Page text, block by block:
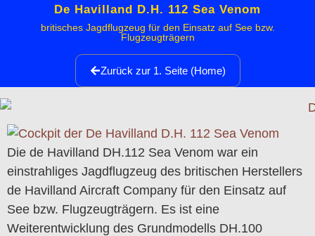
De Havilland D.H. 112 Sea Venom
britisches Jagdflugzeug für den Einsatz auf See bzw.
Flugzeugträgern
Zurück zur 1. Seite (Home)
Die de Havilland DH.112 Sea Venom war ein
einstrahliges Jagdflugzeug des britischen Herstellers
de Havilland Aircraft Company für den Einsatz auf
See bzw. Flugzeugträgern. Es ist eine
Weiterentwicklung des Grundmodells DH.100